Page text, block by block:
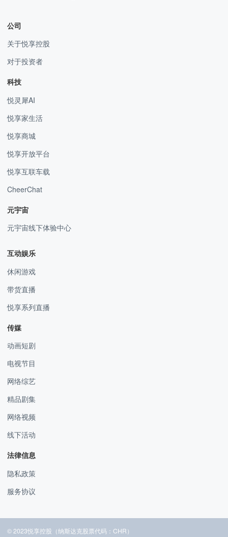
公司
关于悦享控股
对于投资者
科技
悦灵犀AI
悦享家生活
悦享商城
悦享开放平台
悦享互联车载
CheerChat
元宇宙
元宇宙线下体验中心
互动娱乐
休闲游戏
带货直播
悦享系列直播
传媒
动画短剧
电视节目
网络综艺
精品剧集
网络视频
线下活动
法律信息
隐私政策
服务协议
© 2023悦享控股（纳斯达克股票代码：CHR）